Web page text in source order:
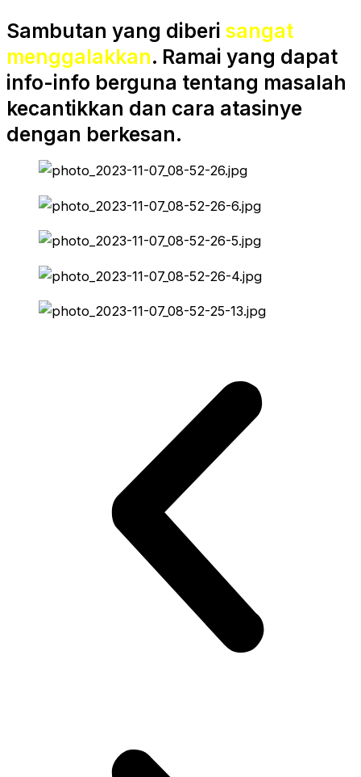
Sambutan yang diberi sangat
menggalakkan. Ramai yang dapat
info-info berguna tentang masalah
kecantikkan dan cara atasinye
dengan berkesan.